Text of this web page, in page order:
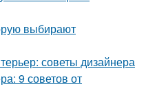
выбирают
советы дизайнера
9 советов от